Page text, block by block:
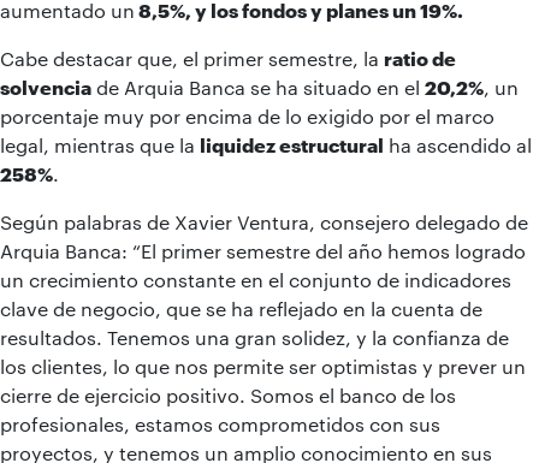
aumentado un 8,5%, y los fondos y planes un 19%.
Cabe destacar que, el primer semestre, la ratio de
solvencia de Arquia Banca se ha situado en el 20,2%, un
porcentaje muy por encima de lo exigido por el marco
legal, mientras que la liquidez estructural ha ascendido al
258%.
Según palabras de Xavier Ventura, consejero delegado de
Arquia Banca: “El primer semestre del año hemos logrado
un crecimiento constante en el conjunto de indicadores
clave de negocio, que se ha reflejado en la cuenta de
resultados. Tenemos una gran solidez, y la confianza de
los clientes, lo que nos permite ser optimistas y prever un
cierre de ejercicio positivo. Somos el banco de los
profesionales, estamos comprometidos con sus
proyectos, y tenemos un amplio conocimiento en sus